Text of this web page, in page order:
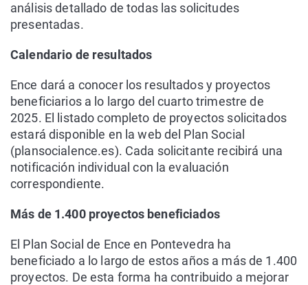
análisis detallado de todas las solicitudes
presentadas.
Calendario de resultados
Ence dará a conocer los resultados y proyectos
beneficiarios a lo largo del cuarto trimestre de
2025. El listado completo de proyectos solicitados
estará disponible en la web del Plan Social
(plansocialence.es). Cada solicitante recibirá una
notificación individual con la evaluación
correspondiente.
Más de 1.400 proyectos beneficiados
El Plan Social de Ence en Pontevedra ha
beneficiado a lo largo de estos años a más de 1.400
proyectos. De esta forma ha contribuido a mejorar